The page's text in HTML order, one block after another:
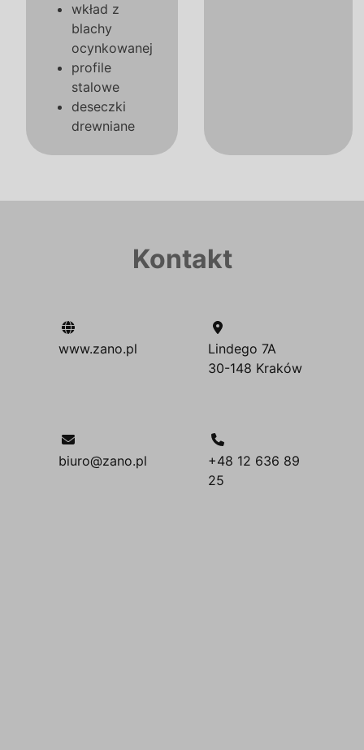
wkład z
blachy
ocynkowanej
profile
stalowe
deseczki
drewniane
Kontakt
www.zano.pl
Lindego 7A
30-148 Kraków
biuro@zano.pl
+48 12 636 89
25